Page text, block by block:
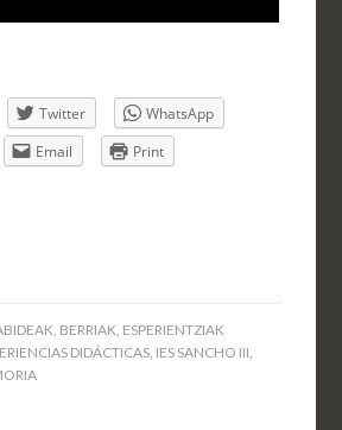
Twitter
WhatsApp
Email Print
, BERRIAK, ESPERIENTZIAK
DIDÁCTICAS, IES SANCHO III,